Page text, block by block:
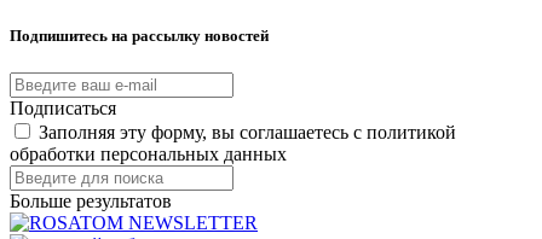
Подпишитесь на рассылку новостей
Подписаться
Заполняя эту форму, вы соглашаетесь с политикой
обработки персональных данных
Больше результатов